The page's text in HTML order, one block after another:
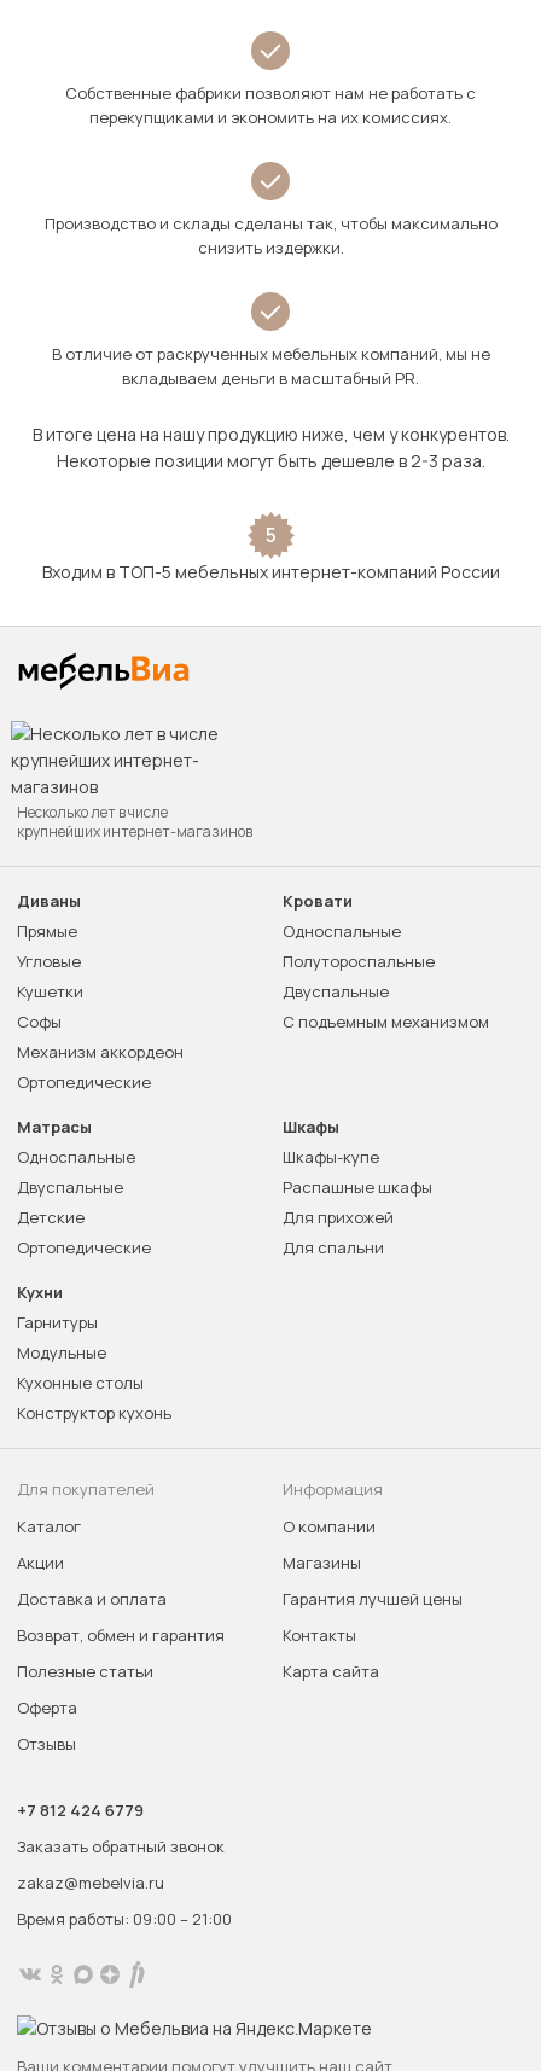
Собственные фабрики позволяют нам не работать с
перекупщиками и экономить на их комиссиях.
Производство и склады сделаны так, чтобы максимально
снизить издержки.
В отличие от раскрученных мебельных компаний, мы не
вкладываем деньги в масштабный PR.
В итоге цена на нашу продукцию ниже, чем у конкурентов.
Некоторые позиции могут быть дешевле в 2-3 раза.
5
Входим в ТОП-5 мебельных интернет-компаний России
Несколько лет в числе
крупнейших интернет-магазинов
Диваны
Прямые
Угловые
Кушетки
Софы
Механизм аккордеон
Ортопедические
Кровати
Односпальные
Полутороспальные
Двуспальные
С подъемным механизмом
Матрасы
Односпальные
Двуспальные
Детские
Ортопедические
Шкафы
Шкафы-купе
Распашные шкафы
Для прихожей
Для спальни
Кухни
Гарнитуры
Модульные
Кухонные столы
Конструктор кухонь
Для покупателей
Каталог
Акции
Доставка и оплата
Возврат, обмен и гарантия
Полезные статьи
Оферта
Отзывы
Информация
О компании
Магазины
Гарантия лучшей цены
Контакты
Карта сайта
+7 812 424 6779
Заказать обратный звонок
zakaz@mebelvia.ru
Время работы: 09:00 – 21:00
Ваши комментарии помогут улучшить наш сайт